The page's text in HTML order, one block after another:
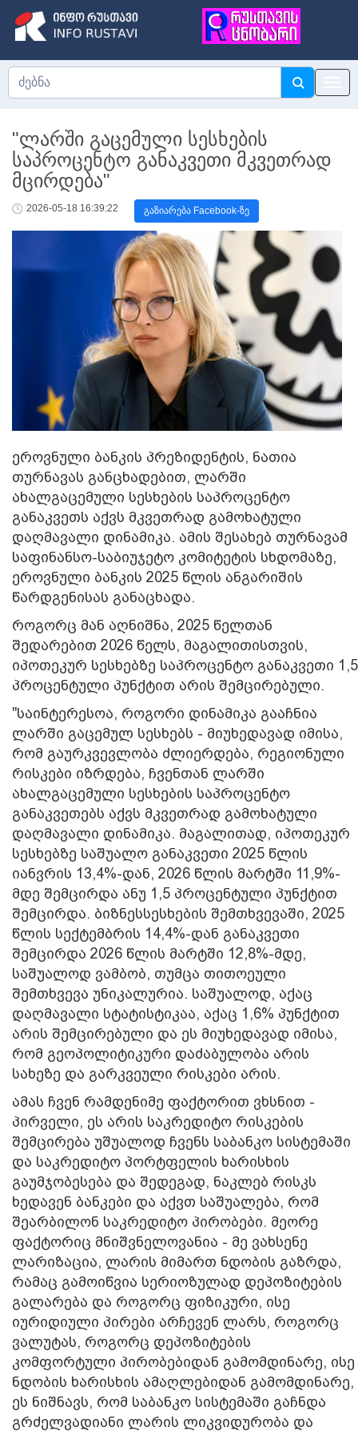
"ლარში გაცემული სესხების
საპროცენტო განაკვეთი მკვეთრად
მცირდება"
2026-05-18 16:39:22 გაზიარება Facebook-ზე
ეროვნული ბანკის პრეზიდენტის, ნათია
თურნავას განცხადებით, ლარში
ახალგაცემული სესხების საპროცენტო
განაკვეთს აქვს მკვეთრად გამოხატული
დაღმავალი დინამიკა. ამის შესახებ თურნავამ
საფინანსო-საბიუჯეტო კომიტეტის სხდომაზე,
ეროვნული ბანკის 2025 წლის ანგარიშის
წარდგენისას განაცხადა.
როგორც მან აღნიშნა, 2025 წელთან
შედარებით 2026 წელს, მაგალითისთვის,
იპოთეკურ სესხებზე საპროცენტო განაკვეთი 1,5
პროცენტული პუნქტით არის შემცირებული.
"საინტერესოა, როგორი დინამიკა გააჩნია
ლარში გაცემულ სესხებს - მიუხედავად იმისა,
რომ გაურკვევლობა ძლიერდება, რეგიონული
რისკები იზრდება, ჩვენთან ლარში
ახალგაცემული სესხების საპროცენტო
განაკვეთებს აქვს მკვეთრად გამოხატული
დაღმავალი დინამიკა. მაგალითად, იპოთეკურ
სესხებზე საშუალო განაკვეთი 2025 წლის
იანვრის 13,4%-დან, 2026 წლის მარტში 11,9%-
მდე შემცირდა ანუ 1,5 პროცენტული პუნქტით
შემცირდა. ბიზნესსესხების შემთხვევაში, 2025
წლის სექტემბრის 14,4%-დან განაკვეთი
შემცირდა 2026 წლის მარტში 12,8%-მდე,
საშუალოდ ვამბობ, თუმცა თითოეული
შემთხვევა უნიკალურია. საშუალოდ, აქაც
დაღმავალი სტატისტიკაა, აქაც 1,6% პუნქტით
არის შემცირებული და ეს მიუხედავად იმისა,
რომ გეოპოლიტიკური დაძაბულობა არის
სახეზე და გარკვეული რისკები არის.
ამას ჩვენ რამდენიმე ფაქტორით ვხსნით -
პირველი, ეს არის საკრედიტო რისკების
შემცირება უშუალოდ ჩვენს საბანკო სისტემაში
და საკრედიტო პორტფელის ხარისხის
გაუმჯობესება და შედეგად, ნაკლებ რისკს
ხედავენ ბანკები და აქვთ საშუალება, რომ
შეარბილონ საკრედიტო პირობები. მეორე
ფაქტორიც მნიშვნელოვანია - მე ვახსენე
ლარიზაცია, ლარის მიმართ ნდობის გაზრდა,
რამაც გამოიწვია სერიოზულად დეპოზიტების
გალარება და როგორც ფიზიკური, ისე
იურიდიული პირები არჩევენ ლარს, როგორც
ვალუტას, როგორც დეპოზიტების
კომფორტული პირობებიდან გამომდინარე, ისე
ნდობის ხარისხის ამაღლებიდან გამომდინარე,
ეს ნიშნავს, რომ საბანკო სისტემაში გაჩნდა
გრძელვადიანი ლარის ლიკვიდურობა და